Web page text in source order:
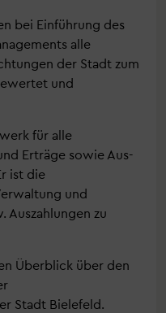
bei Einführung des
alle
der Stadt zum
und
für alle
Erträge sowie Aus-
ist die
und
Auszahlungen zu
Überblick über den
Stadt Bielefeld.